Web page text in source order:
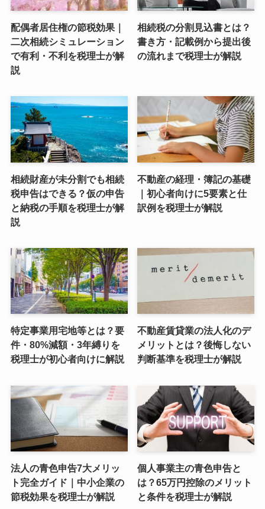
配偶者居住権の節税効果｜
二次相続シミュレーション
で有利・不利を税理士が解
説
相続税の分割見込書とは？
書き方・記載例から提出後
の流れまで税理士が解説
相続財産が未分割でも相続
税申告はできる？仮の申告
と納税の手順を税理士が解
説
不動産の経理・簿記の基礎
｜初心者向けに5要素と仕
訳例を税理士が解説
特定事業用宅地等とは？要
件・80%減額・3年縛りを
税理士が初心者向けに解説
不動産賃貸業の法人化のデ
メリットとは？後悔しない
判断基準を税理士が解説
法人の青色申告7大メリッ
ト完全ガイド｜中小企業の
節税効果を税理士が解説
個人事業主の青色申告と
は？65万円控除のメリット
と条件を税理士が解説